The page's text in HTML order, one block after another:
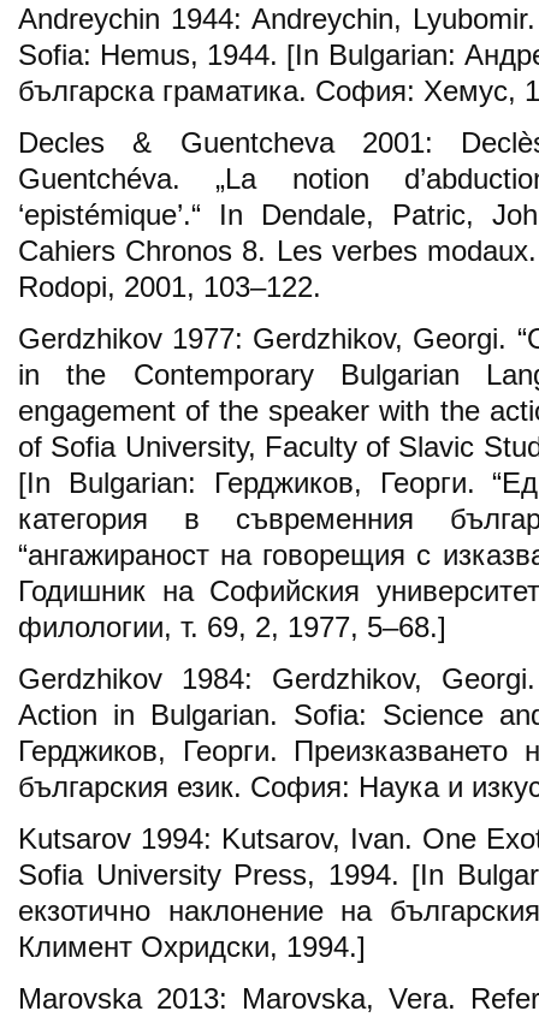
Andreychin 1944: Andreychin,
Sofia: Hemus, 1944. [In Bulgarian:
българска граматика. София: Хемус,
Decles & Guentcheva 2001:
Guentchéva. „La notion
‘epistémique’.“ In Dendale, Patric,
Cahiers Chronos 8. Les verbes
Rodopi, 2001, 103–122.
Gerdzhikov 1977: Gerdzhikov, Georgi.
in the Contemporary Bulgarian
engagement of the speaker with the
of Sofia University, Faculty of Slavic
[In Bulgarian: Герджиков, Георги.
категория в съвременния
“ангажираност на говорещия с
Годишник на Софийския
филологии, т. 69, 2, 1977, 5–68.]
Gerdzhikov 1984: Gerdzhikov,
Action in Bulgarian. Sofia: Science
Герджиков, Георги. Преизказването
българския език. София: Наука и
Kutsarov 1994: Kutsarov, Ivan. One
Sofia University Press, 1994. [In
екзотично наклонение на
Климент Охридски, 1994.]
Marovska 2013: Marovska, Vera.